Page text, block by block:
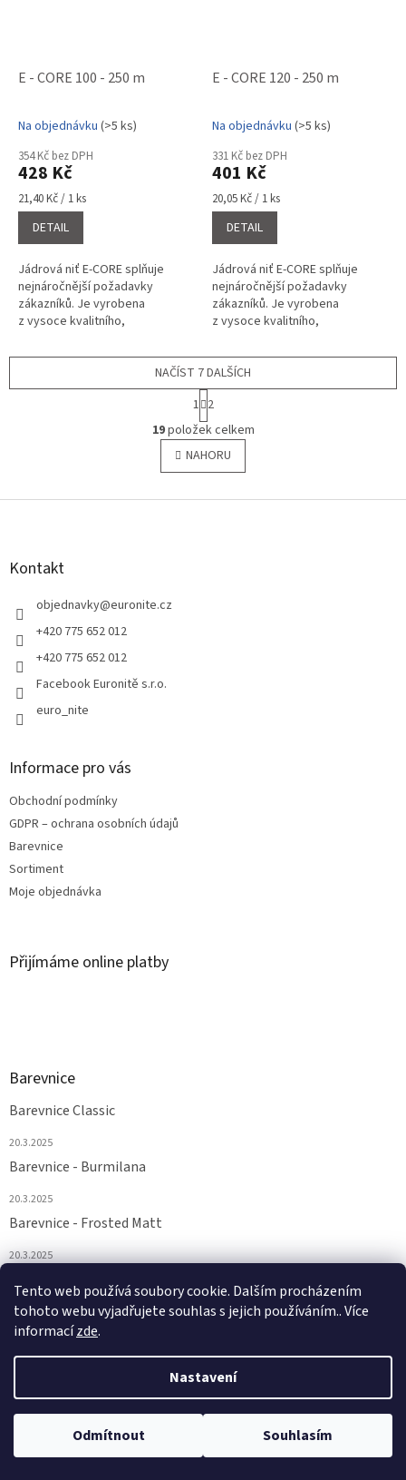
Tento web používá soubory cookie. Dalším procházením
tohoto webu vyjadřujete souhlas s jejich používáním.. Více
informacízde.
Nastavení
Odmítnout Souhlasím
E - CORE 100 - 250 m
Průměrné
hodnocení
produktu
je
5,0
z
hvězdiček.
Na objednávku (>5 ks)
354 Kč bez DPH
428 Kč
Měrná
cena:
21,40 Kč / 1 ks
DETAIL
Jádrová niť E-CORE splňuje
nejnáročnější požadavky
zákazníků. Je vyrobena
z vysoce kvalitního,
polyesterového vlákna,
kombinací polyesterového
filamentu a...
E - CORE 120 - 250 m
Průměrné
hodnocení
produktu
je
5,0
z
hvězdiček.
Na objednávku (>5 ks)
331 Kč bez DPH
401 Kč
Měrná
cena:
20,05 Kč / 1 ks
DETAIL
Jádrová niť E-CORE splňuje
nejnáročnější požadavky
zákazníků. Je vyrobena
z vysoce kvalitního,
polyesterového vlákna,
kombinací polyesterového
filamentu a...
O
v
l
á
a
NAČÍST 7 DALŠÍCH
S
t
r
á
n
k
v
1 2
19položek celkem
NAHORU
Z
Kontakt
objednavky@euronite.cz
+420 775 652 012
+420 775 652 012
Facebook Euronitě s.r.o.
euro_nite
Informace pro vás
Obchodní podmínky
GDPR – ochrana osobních údajů
Barevnice
Sortiment
Moje objednávka
Přijímáme online platby
Barevnice
Barevnice Classic
20.3.2025
Barevnice - Burmilana
20.3.2025
Barevnice - Frosted Matt
20.3.2025
20.3.2025
Vytvořil Shoptet
Copyright 2026 . Všechna práva vyhrazena.